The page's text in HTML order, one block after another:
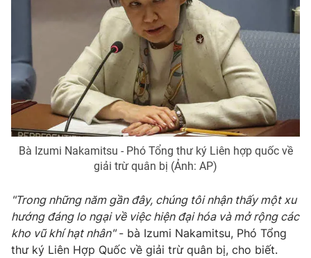
Bà Izumi Nakamitsu - Phó Tổng thư ký Liên hợp quốc về
giải trừ quân bị (Ảnh: AP)
"Trong những năm gần đây, chúng tôi nhận thấy một xu
hướng đáng lo ngại về việc hiện đại hóa và mở rộng các
kho vũ khí hạt nhân"- bà Izumi Nakamitsu, Phó Tổng
thư ký Liên Hợp Quốc về giải trừ quân bị, cho biết.